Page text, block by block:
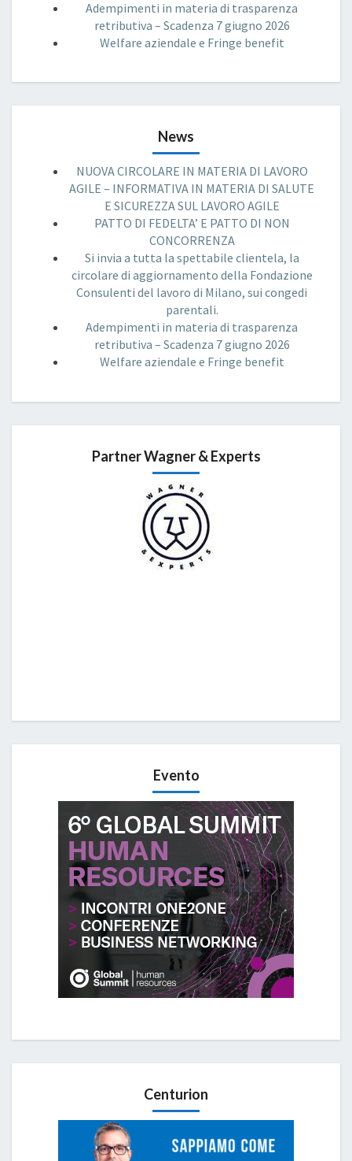
Adempimenti in materia di trasparenza
retributiva – Scadenza 7 giugno 2026
Welfare aziendale e Fringe benefit
News
NUOVA CIRCOLARE IN MATERIA DI LAVORO
AGILE – INFORMATIVA IN MATERIA DI SALUTE
E SICUREZZA SUL LAVORO AGILE
PATTO DI FEDELTA’ E PATTO DI NON
CONCORRENZA
Si invia a tutta la spettabile clientela, la
circolare di aggiornamento della Fondazione
Consulenti del lavoro di Milano, sui congedi
parentali.
Adempimenti in materia di trasparenza
retributiva – Scadenza 7 giugno 2026
Welfare aziendale e Fringe benefit
Partner Wagner & Experts
Evento
Centurion